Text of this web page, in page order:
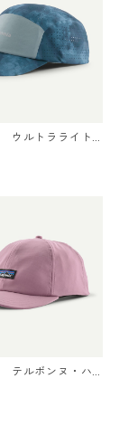
ウルトラライト
ッジ・ハット 33
Summit Blue
テルボンヌ・ハ
Light Violet) P
Hat 日